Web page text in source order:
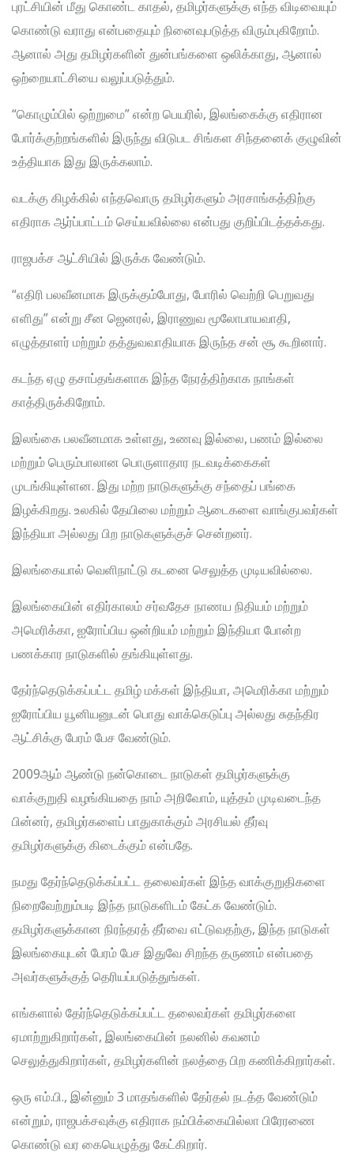
புரட்சியின் மீது கொண்ட காதல், தமிழர்களுக்கு எந்த விடிவையும்
கொண்டு வராது என்பதையும் நினைவுபடுத்த விரும்புகிறோம்.
ஆனால் அது தமிழர்களின் துன்பங்களை ஒலிக்காது, ஆனால்
ஒற்றையாட்சியை வலுப்படுத்தும்.
“கொழும்பில் ஒற்றுமை” என்ற பெயரில், இலங்கைக்கு எதிரான
போர்க்குற்றங்களில் இருந்து விடுபட சிங்கள சிந்தனைக் குழுவின்
உத்தியாக இது இருக்கலாம்.
வடக்கு கிழக்கில் எந்தவொரு தமிழர்களும் அரசாங்கத்திற்கு
எதிராக ஆர்ப்பாட்டம் செய்யவில்லை என்பது குறிப்பிடத்தக்கது.
ராஜபக்ச ஆட்சியில் இருக்க வேண்டும்.
“எதிரி பலவீனமாக இருக்கும்போது, ​​போரில் வெற்றி பெறுவது
எளிது” என்று சீன ஜெனரல், இராணுவ மூலோபாயவாதி,
எழுத்தாளர் மற்றும் தத்துவவாதியாக இருந்த சன் சூ கூறினார்.
கடந்த ஏழு தசாப்தங்களாக இந்த நேரத்திற்காக நாங்கள்
காத்திருக்கிறோம்.
இலங்கை பலவீனமாக உள்ளது, உணவு இல்லை, பணம் இல்லை
மற்றும் பெரும்பாலான பொருளாதார நடவடிக்கைகள்
முடங்கியுள்ளன. இது மற்ற நாடுகளுக்கு சந்தைப் பங்கை
இழக்கிறது. உலகில் தேயிலை மற்றும் ஆடைகளை வாங்குபவர்கள்
இந்தியா அல்லது பிற நாடுகளுக்குச் சென்றனர்.
இலங்கையால் வெளிநாட்டு கடனை செலுத்த முடியவில்லை.
இலங்கையின் எதிர்காலம் சர்வதேச நாணய நிதியம் மற்றும்
அமெரிக்கா, ஐரோப்பிய ஒன்றியம் மற்றும் இந்தியா போன்ற
பணக்கார நாடுகளில் தங்கியுள்ளது.
தேர்ந்தெடுக்கப்பட்ட தமிழ் மக்கள் இந்தியா, அமெரிக்கா மற்றும்
ஐரோப்பிய யூனியனுடன் பொது வாக்கெடுப்பு அல்லது சுதந்திர
ஆட்சிக்கு பேரம் பேச வேண்டும்.
2009ஆம் ஆண்டு நன்கொடை நாடுகள் தமிழர்களுக்கு
வாக்குறுதி வழங்கியதை நாம் அறிவோம், யுத்தம் முடிவடைந்த
பின்னர், தமிழர்களைப் பாதுகாக்கும் அரசியல் தீர்வு
தமிழர்களுக்கு கிடைக்கும் என்பதே.
நமது தேர்ந்தெடுக்கப்பட்ட தலைவர்கள் இந்த வாக்குறுதிகளை
நிறைவேற்றும்படி இந்த நாடுகளிடம் கேட்க வேண்டும்.
தமிழர்களுக்கான நிரந்தரத் தீர்வை எட்டுவதற்கு, இந்த நாடுகள்
இலங்கையுடன் பேரம் பேச இதுவே சிறந்த தருணம் என்பதை
அவர்களுக்குத் தெரியப்படுத்துங்கள்.
எங்களால் தேர்ந்தெடுக்கப்பட்ட தலைவர்கள் தமிழர்களை
ஏமாற்றுகிறார்கள், இலங்கையின் நலனில் கவனம்
செலுத்துகிறார்கள், தமிழர்களின் நலத்தை பிற கணிக்கிறார்கள்.
ஒரு எம்.பி., இன்னும் 3 மாதங்களில் தேர்தல் நடத்த வேண்டும்
என்றும், ராஜபக்சவுக்கு எதிராக நம்பிக்கையில்லா பிரேரணை
கொண்டு வர கையெழுத்து கேட்கிறார்.